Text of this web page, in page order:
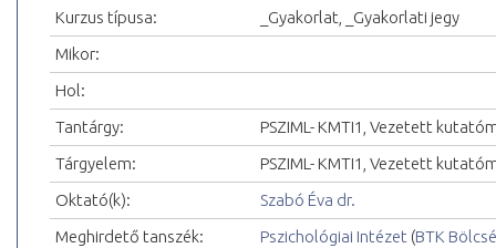
Kurzus típusa:
_Gyakorlat, _Gyakorlati jegy
Mikor:
Hol:
Tantárgy:
PSZIML- KMTI1, Vezetett
Tárgyelem:
PSZIML- KMTI1, Vezetett
Oktató(k):
Szabó Éva dr.
Meghirdető tanszék:
Pszichológiai Intézet (BTK